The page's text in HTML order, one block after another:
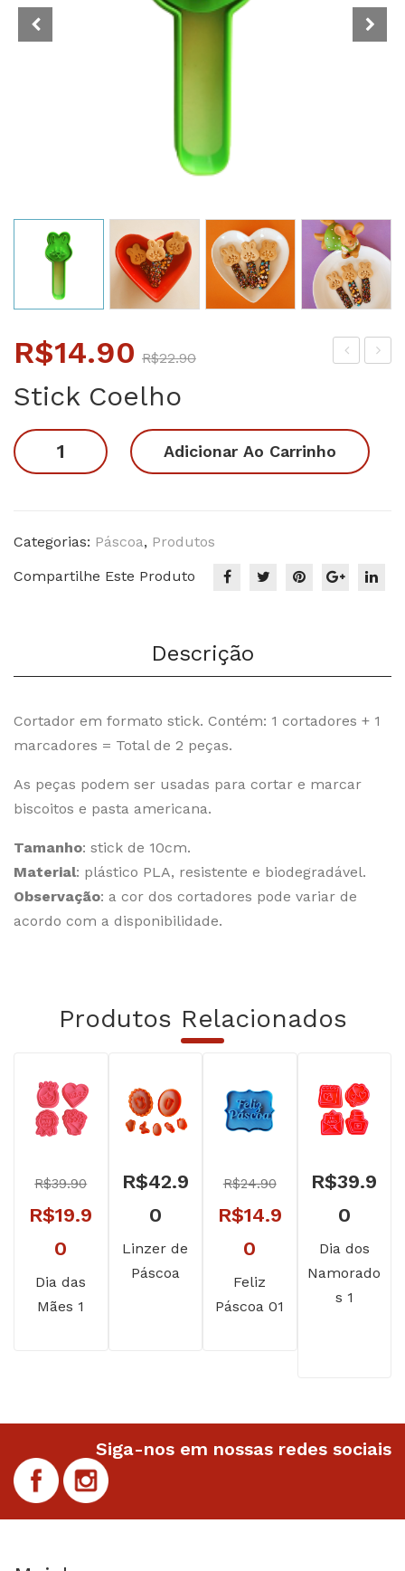
coa
R$22.90O
era:
R$22.90.
R$14.90
O
é:
R$14.90.
Stick Coelho
Stick
Coelho
Adicionar Ao Carrinho
Categorias: Páscoa, Produtos
Compartilhe Este Produto
Descrição
Cortador em formato stick. Contém: 1 cortadores + 1
marcadores = Total de 2 peças.
As peças podem ser usadas para cortar e marcar
biscoitos e pasta americana.
Tamanho: stick de 10cm.
Material: plástico PLA, resistente e biodegradável.
Observação: a cor dos cortadores pode variar de
acordo com a disponibilidade.
Produtos Relacionados
R$39.90
O
preço
original
era:
R$19.9
0
preço
atual
Dia das
Mães 1
R$42.9
0
Linzer de
Páscoa
R$24.90
O
preço
original
era:
R$14.9
0
preço
atual
Feliz
Páscoa 01
R$39.9
0
Dia dos
Namorado
s 1
Siga-nos em nossas redes sociais